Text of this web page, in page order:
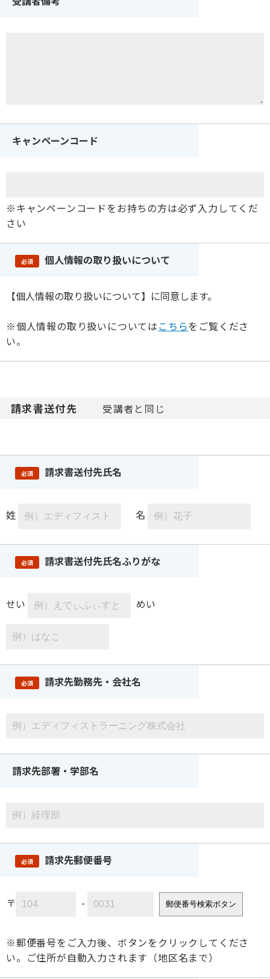
キャンペーンコード
※キャンペーンコードをお持ちの方は必ず入力してくだ
さい
必須 個人情報の取り扱いについて
【個人情報の取り扱いについて】に同意します。
※個人情報の取り扱いについてはこちらをご覧くださ
い。
請求書送付先 受講者と同じ
必須 請求書送付先氏名
姓 名
必須 請求書送付先氏名ふりがな
せい めい
必須 請求先勤務先・会社名
請求先部署・学部名
必須 請求先郵便番号
〒 - 郵便番号検索ボタン
※郵便番号をご入力後、ボタンをクリックしてくださ
い。ご住所が自動入力されます（地区名まで）